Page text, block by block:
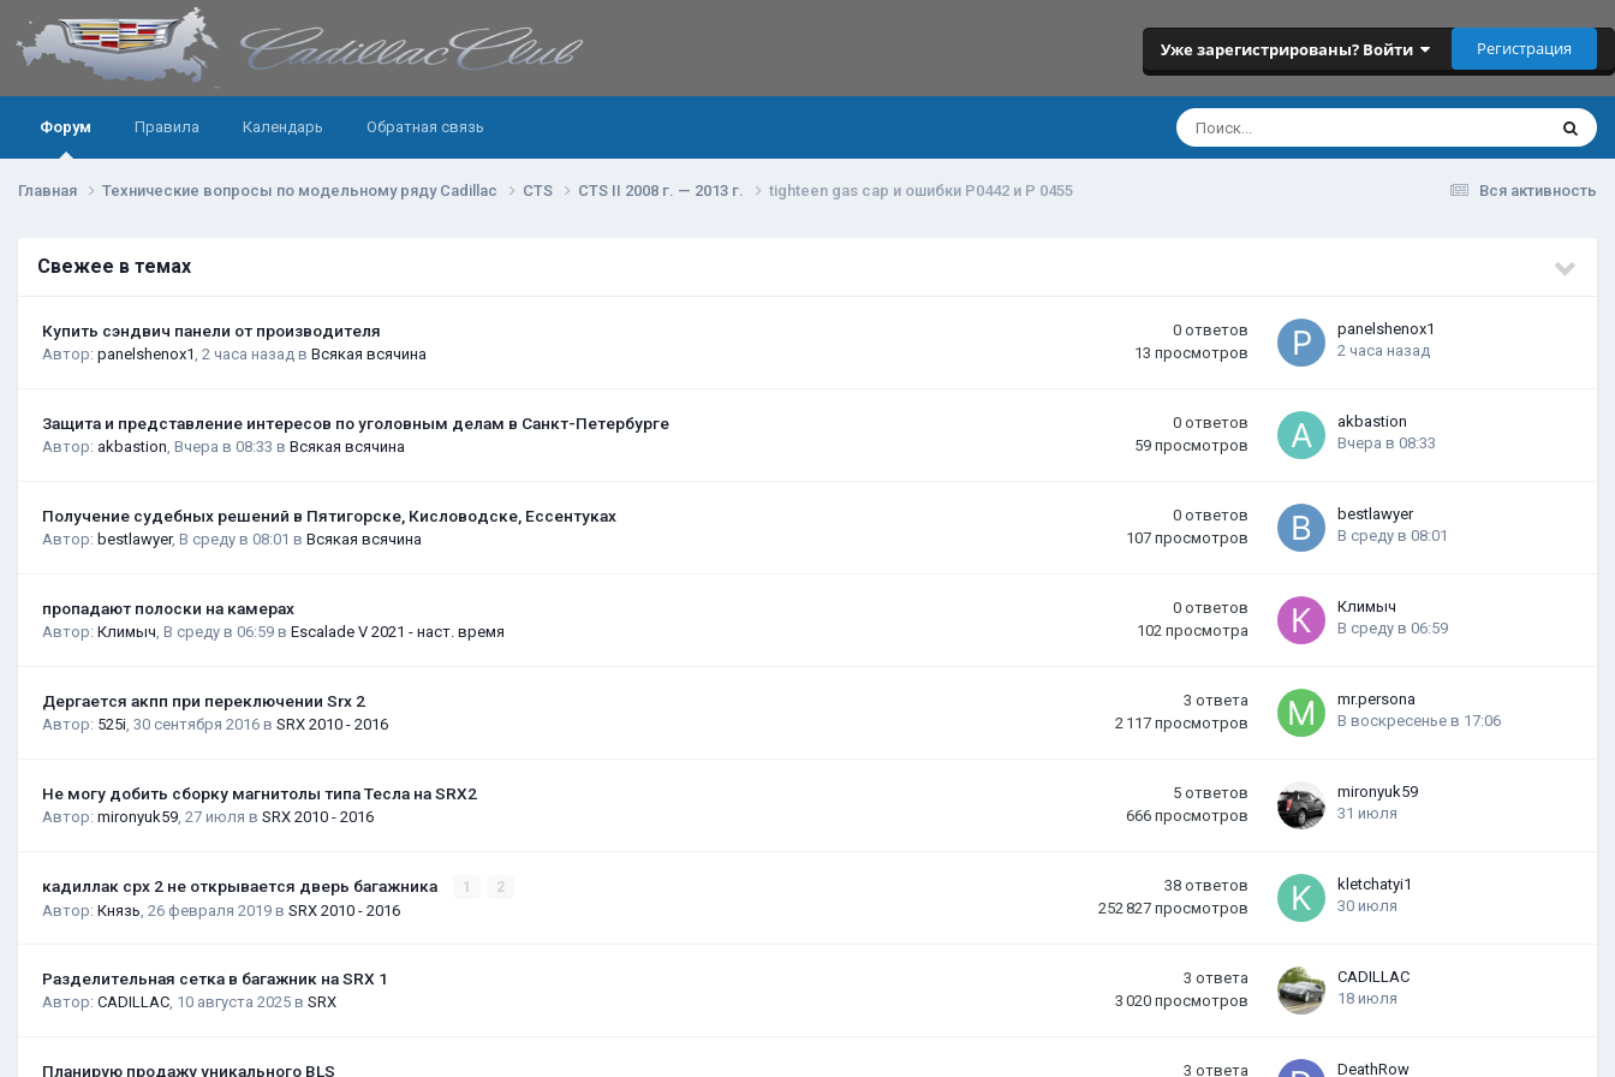
Уже зарегистрированы? Войти Регистрация
Форум Правила Календарь Обратная связь
Вся активность
Главная Технические вопросы по модельному ряду Cadillac CTS CTS II 2008 г. — 2013 г. tighteen gas cap и ошибки Р0442 и Р 0455
Свежее в темах
Купить сэндвич панели от производителя
Автор: panelshenox1 2 часа назад в Всякая всячина
0 ответов
13 просмотров
panelshenox1
2 часа назад
Защита и представление интересов по уголовным делам в Санкт-Петербурге
Автор: akbastion Вчера в 08:33 в Всякая всячина
0 ответов
59 просмотров
akbastion
Вчера в 08:33
Получение судебных решений в Пятигорске, Кисловодске, Ессентуках
Автор: bestlawyer, В среду в 08:01 в Всякая всячина
0 ответов
107 просмотров
bestlawyer
В среду в 08:01
пропадают полоски на камерах
Автор: Климыч В среду в 06:59 в Escalade V 2021 - наст. время
0 ответов
102 просмотра
Климыч
В среду в 06:59
Дергается акпп при переключении Srx 2
Автор: 525i 30 сентября 2016 в SRX 2010 - 2016
3 ответа
2 117 просмотров
mr.persona
В воскресенье в 17:06
Не могу добить сборку магнитолы типа Тесла на SRX2
Автор: mironyuk59 27 июля в SRX 2010 - 2016
5 ответов
666 просмотров
mironyuk59
31 июля
кадиллак срх 2 не открывается дверь багажника 1 2
Автор: Князь 26 февраля 2019 в SRX 2010 - 2016
38 ответов
252 827 просмотров
kletchatyi1
30 июля
Разделительная сетка в багажник на SRX 1
Автор: CADILLAC 10 августа 2025 в SRX
3 ответа
3 020 просмотров
CADILLAC
18 июля
Планирую продажу уникального BLS 3 ответа DeathRow